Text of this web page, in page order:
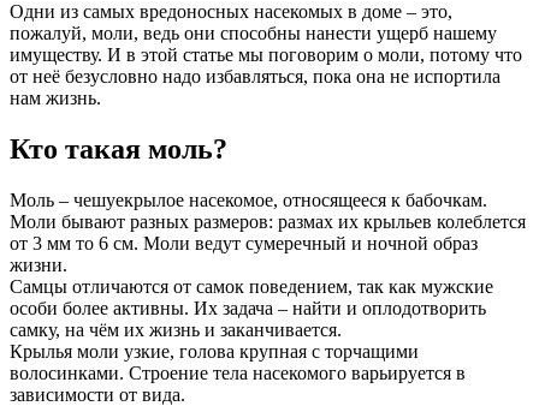
Одни из самых вредоносных насекомых в доме – это,
пожалуй, моли, ведь они способны нанести ущерб нашему
имуществу. И в этой статье мы поговорим о моли, потому что
от неё безусловно надо избавляться, пока она не испортила
нам жизнь.
Кто такая моль?
Моль – чешуекрылое насекомое, относящееся к бабочкам.
Моли бывают разных размеров: размах их крыльев колеблется
от 3 мм то 6 см. Моли ведут сумеречный и ночной образ
жизни.
Самцы отличаются от самок поведением, так как мужские
особи более активны. Их задача – найти и оплодотворить
самку, на чём их жизнь и заканчивается.
Крылья моли узкие, голова крупная с торчащими
волосинками. Строение тела насекомого варьируется в
зависимости от вида.